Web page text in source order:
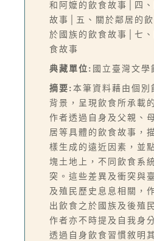
和阿嬤的飲食故事│四
故事│五、關於鄰居的
於國族的飲食故事│七
食故事
典藏單位: 國立臺灣文學
摘要: 本筆資料藉由個別
背景，呈現飲食所承載
作者透過自身及父親、
居等具體的飲食故事，
樣生成的遠近因素，並
塊土地上，不同飲食系
突。這些差異及衝突與
及殖民歷史息息相關，
出飲食之於國族及後殖
作者亦不時提及自我身
透過自身飲食習慣敘明